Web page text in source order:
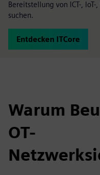
Bereitstellung von ICT-, IoT-
suchen.
Entdecken ITCore
Warum
OT-